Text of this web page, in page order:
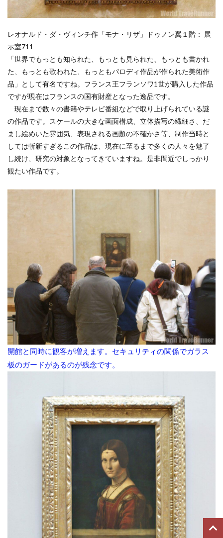
レオナルド・ダ・ヴィンチ作「モナ・リザ」ドゥノン翼１階： 展
示室711
「世界でもっとも知られた、もっとも見られた、もっとも書かれ
た、もっとも歌われた、もっともパロディ作品が作られた美術作
品」として有名ですね。フランス王フランソワ1世が購入した作品
ですが現在はフランスの国有財産となった逸品です。
現在まで数々の書籍やテレビ番組などで取り上げられている謎
の作品です。スケールの大きな画面構成、立体描写の繊細さ、だ
まし絵めいた雰囲気、表現される画題の不確かさ等、制作当時と
しては斬新すぎるこの作品は、現在に至るまで多くの人々を魅了
し続け、研究の対象となってきていますね。是非間近でしっかり
観たい作品です。
開館と同時に観客が増えます。セキュリティの関係でガラス
板のガードがあるのが残念です。